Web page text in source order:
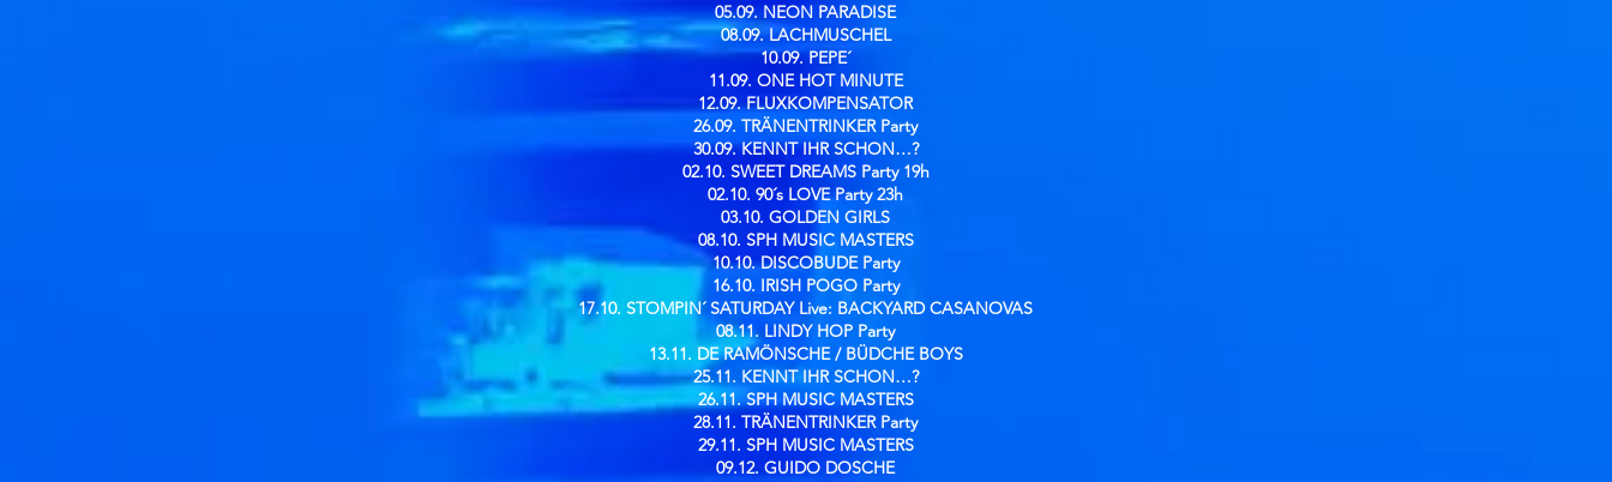
05.09. NEON PARADISE
08.09. LACHMUSCHEL
10.09. PEPE´
11.09. ONE HOT MINUTE
12.09. FLUXKOMPENSATOR
26.09. TRÄNENTRINKER Party
30.09. KENNT IHR SCHON…?
02.10. SWEET DREAMS Party 19h
02.10. 90´s LOVE Party 23h
03.10. GOLDEN GIRLS
08.10. SPH MUSIC MASTERS
10.10. DISCOBUDE Party
16.10. IRISH POGO Party
17.10. STOMPIN´ SATURDAY Live: BACKYARD CASANOVAS
08.11. LINDY HOP Party
13.11. DE RAMÖNSCHE / BÜDCHE BOYS
25.11. KENNT IHR SCHON…?
26.11. SPH MUSIC MASTERS
28.11. TRÄNENTRINKER Party
29.11. SPH MUSIC MASTERS
09.12. GUIDO DOSCHE